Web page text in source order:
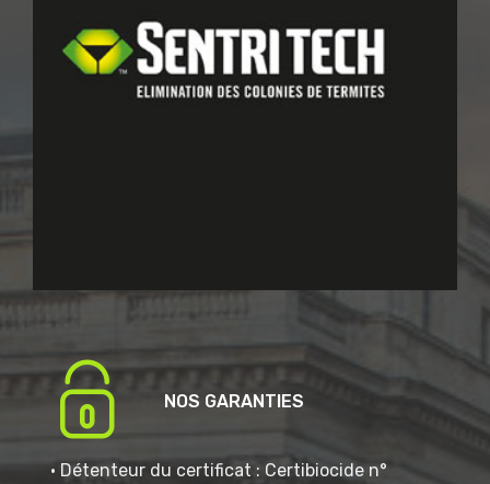
NOS GARANTIES
• Détenteur du certificat : Certibiocide n°